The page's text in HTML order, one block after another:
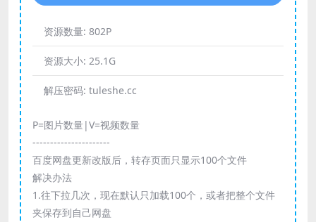
资源数量: 802P
资源大小: 25.1G
解压密码: tuleshe.cc
P=图片数量|V=视频数量
----------------------
百度网盘更新改版后，转存页面只显示100个文件
解决办法
1.往下拉几次，现在默认只加载100个，或者把整个文件
夹保存到自己网盘